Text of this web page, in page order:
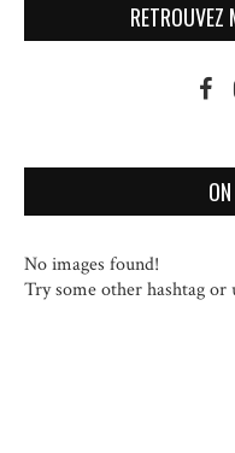
RETROUVEZ
No images found!
Try some other hashtag or